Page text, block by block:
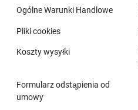
Ogólne Warunki Handlowe
Pliki cookies
Koszty wysyłki
Formularz odstąpienia od
umowy